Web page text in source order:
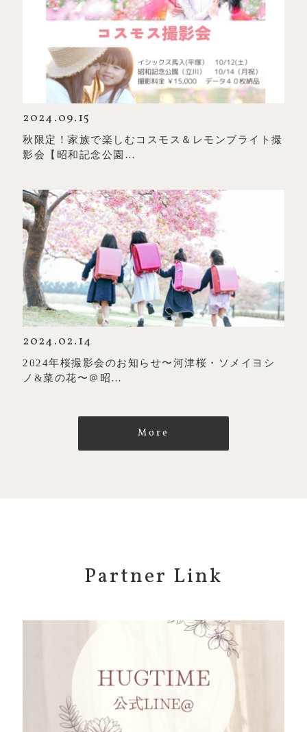
2024.09.15
秋限定！家族で楽しむコスモス＆レモンブライト撮
影会【昭和記念公園…
2024.02.14
2024年桜撮影会のお知らせ〜河津桜・ソメイヨシ
ノ&菜の花〜＠昭…
More
Partner Link